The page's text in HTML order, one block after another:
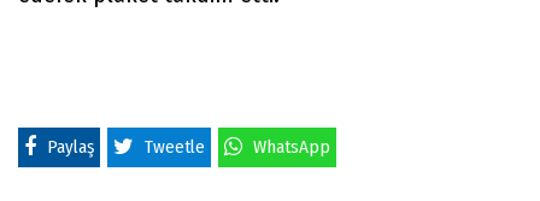
Paylaş Tweetle WhatsApp